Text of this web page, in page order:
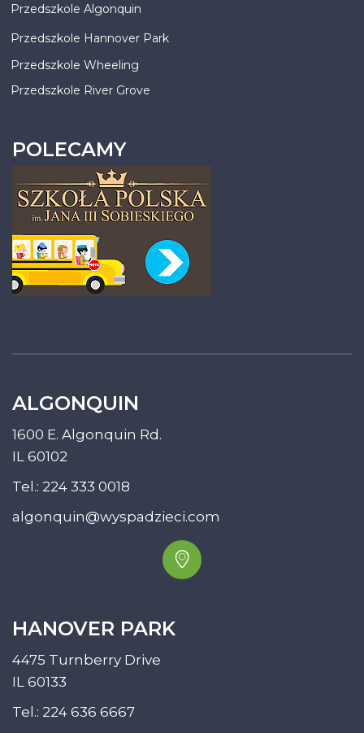
Przedszkole Algonquin
Przedszkole Hannover Park
Przedszkole Wheeling
Przedszkole River Grove
POLECAMY
ALGONQUIN
1600 E. Algonquin Rd.
IL 60102
Tel.: 224 333 0018
algonquin@wyspadzieci.com
HANOVER PARK
4475 Turnberry Drive
IL 60133
Tel.: 224 636 6667